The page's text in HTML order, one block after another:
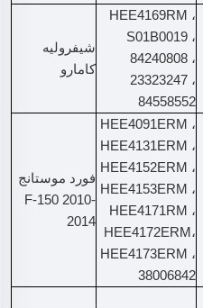
HEE4169RM ،
S01B0019 ،
84240808 ،
23323247 ،
84558552
شيفروليه
كامارو
HEE4091ERM ،
HEE4131ERM ،
HEE4152ERM ،
HEE4153ERM ،
HEE4171RM ،
HEE4172ERM،
HEE4173ERM ،
38006842
فورد موستانج
F-150 2010-
2014